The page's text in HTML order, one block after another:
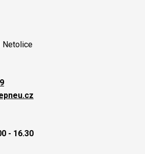
Netolice
- 16.30